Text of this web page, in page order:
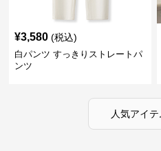
¥3,580 (税込)
白パンツ すっきりストレートパ
ンツ
人気アイ